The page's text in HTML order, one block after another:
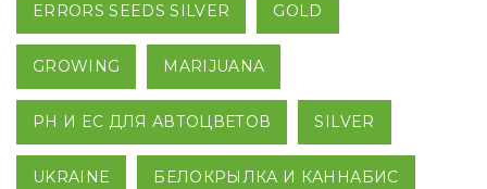
ERRORS SEEDS SILVER GOLD
GROWING MARIJUANA
PH И EC ДЛЯ АВТОЦВЕТОВ SILVER
UKRAINE БЕЛОКРЫЛКА И КАННАБИС